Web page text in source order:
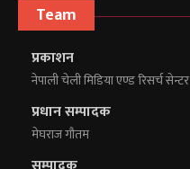
Team
प्रकाशन
नेपाली चेली मिडिया एण्ड रिसर्च सेन्टर
प्रधान सम्पादक
मेघराज गौतम